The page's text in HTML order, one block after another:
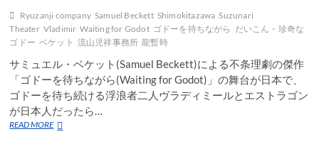
Ryuzanji company Samuel Beckett Shimokitazawa Suzunari
Theater Vladimir Waiting for Godot ゴドーを待ちながら だいこん・珍奇な
ゴドー ベケット 流山児祥事務所 龍暫時
サミュエル・ベケット(Samuel Beckett)による不条理劇の傑作
「ゴドーを待ちながら(Waiting for Godot)」の舞台が日本で、
ゴドーを待ち続ける浮浪者二人ヴラディミールとエストラゴン
が日本人だったら…
READ MORE日